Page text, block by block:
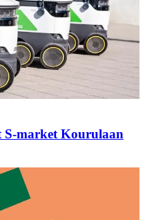
S-market Kourulaan